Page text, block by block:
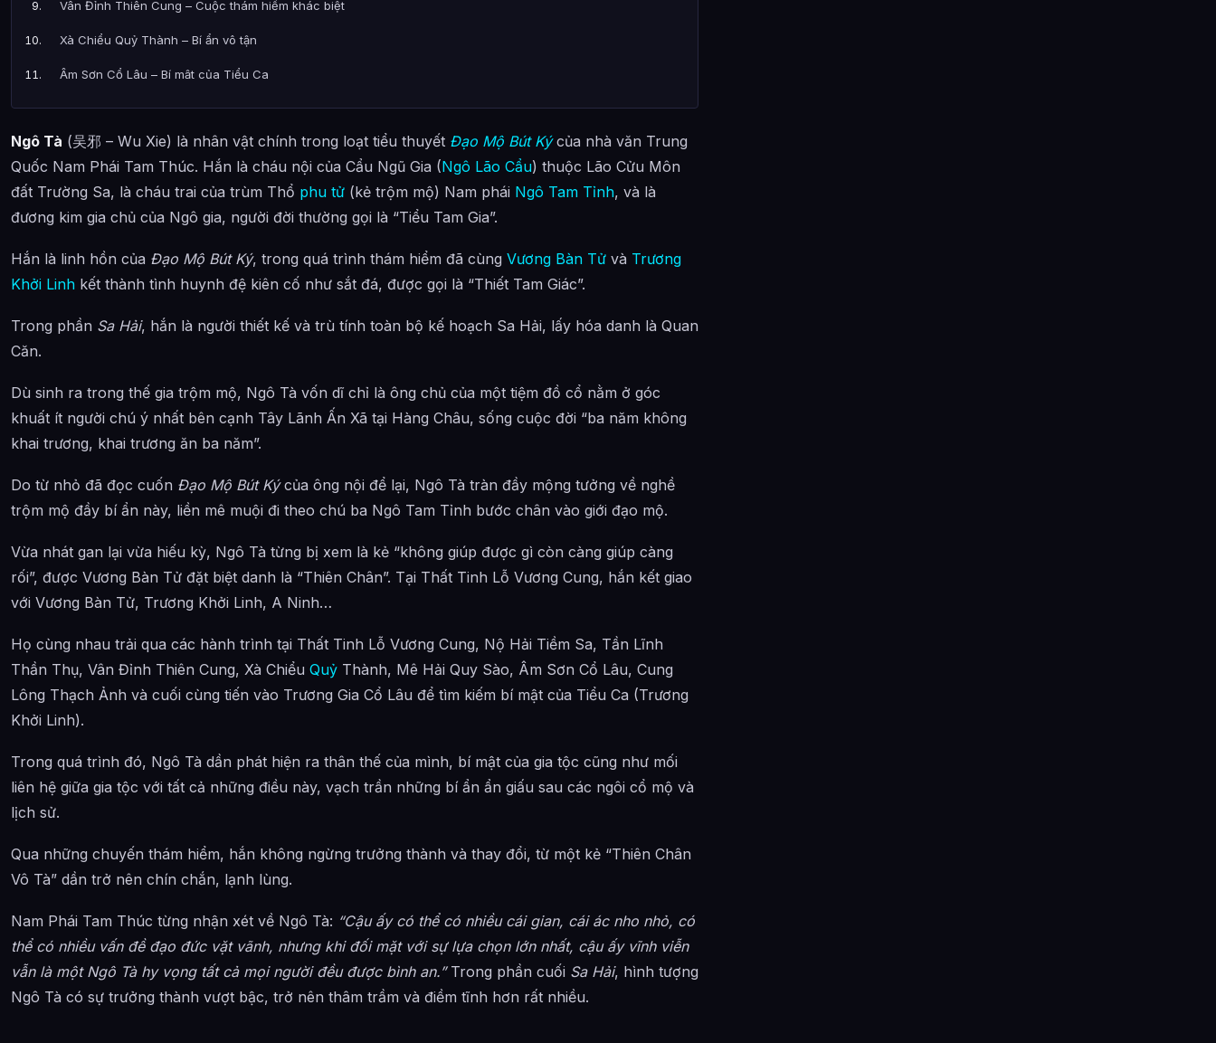
Vân Đỉnh Thiên Cung – Cuộc thám hiểm khác biệt
Xà Chiểu Quỷ Thành – Bí ẩn vô tận
Âm Sơn Cổ Lâu – Bí mật của Tiểu Ca
Bí mật cuối cùng
Quan hệ nhân vật
Tác phẩm liên quan
Bài Viết Liên Quan
Câu Hỏi Thường Gặp
Ngô Tà xuất hiện trong tác phẩm nào?
Các mối quan hệ quan trọng của Ngô Tà là gì?
Thông tin về Ngô Tà được tổng hợp từ đâu?
Ngô Tà (吴邪 – Wu Xie) là nhân vật chính trong loạt tiểu thuyết Đạo Mộ Bút Kýcủa nhà văn Trung
Quốc Nam Phái Tam Thúc. Hắn là cháu nội của Cẩu Ngũ Gia (Ngô Lão Cẩu) thuộc Lão Cửu Môn
đất Trường Sa, là cháu trai của trùm Thổ phu tử (kẻ trộm mộ) Nam phái Ngô Tam Tỉnh, và là
đương kim gia chủ của Ngô gia, người đời thường gọi là “Tiểu Tam Gia”.
Hắn là linh hồn của Đạo Mộ Bút Ký, trong quá trình thám hiểm đã cùng Vương Bàn Tử và Trương
Khởi Linh kết thành tình huynh đệ kiên cố như sắt đá, được gọi là “Thiết Tam Giác”.
Trong phần Sa Hải, hắn là người thiết kế và trù tính toàn bộ kế hoạch Sa Hải, lấy hóa danh là Quan
Căn.
Dù sinh ra trong thế gia trộm mộ, Ngô Tà vốn dĩ chỉ là ông chủ của một tiệm đồ cổ nằm ở góc
khuất ít người chú ý nhất bên cạnh Tây Lãnh Ấn Xã tại Hàng Châu, sống cuộc đời “ba năm không
khai trương, khai trương ăn ba năm”.
Do từ nhỏ đã đọc cuốn Đạo Mộ Bút Kýcủa ông nội để lại, Ngô Tà tràn đầy mộng tưởng về nghề
trộm mộ đầy bí ẩn này, liền mê muội đi theo chú ba Ngô Tam Tỉnh bước chân vào giới đạo mộ.
Vừa nhát gan lại vừa hiếu kỳ, Ngô Tà từng bị xem là kẻ “không giúp được gì còn càng giúp càng
rối”, được Vương Bàn Tử đặt biệt danh là “Thiên Chân”. Tại Thất Tinh Lỗ Vương Cung, hắn kết giao
với Vương Bàn Tử, Trương Khởi Linh, A Ninh…
Họ cùng nhau trải qua các hành trình tại Thất Tinh Lỗ Vương Cung, Nộ Hải Tiềm Sa, Tần Lĩnh
Thần Thụ, Vân Đỉnh Thiên Cung, Xà Chiểu Quỷ Thành, Mê Hải Quy Sào, Âm Sơn Cổ Lâu, Cung
Lông Thạch Ảnh và cuối cùng tiến vào Trương Gia Cổ Lâu để tìm kiếm bí mật của Tiểu Ca (Trương
Khởi Linh).
Trong quá trình đó, Ngô Tà dần phát hiện ra thân thế của mình, bí mật của gia tộc cũng như mối
liên hệ giữa gia tộc với tất cả những điều này, vạch trần những bí ẩn ẩn giấu sau các ngôi cổ mộ và
lịch sử.
Qua những chuyến thám hiểm, hắn không ngừng trưởng thành và thay đổi, từ một kẻ “Thiên Chân
Vô Tà” dần trở nên chín chắn, lạnh lùng.
Nam Phái Tam Thúc từng nhận xét về Ngô Tà: “Cậu ấy có thể có nhiều cái gian, cái ác nho nhỏ, có
thể có nhiều vấn đề đạo đức vặt vãnh, nhưng khi đối mặt với sự lựa chọn lớn nhất, cậu ấy vĩnh viễn
vẫn là một Ngô Tà hy vọng tất cả mọi người đều được bình an.”Trong phần cuối Sa Hải, hình tượng
Ngô Tà có sự trưởng thành vượt bậc, trở nên thâm trầm và điềm tĩnh hơn rất nhiều.